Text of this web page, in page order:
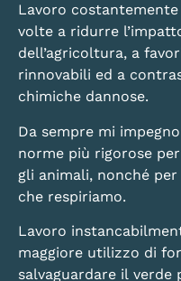
Lavoro
volte a ridurre
dell’agricoltura, a
rinnovabili ed a
chimiche dannose.
Da sempre mi
norme più rigorose
gli animali, nonché
che respiriamo.
Lavoro
maggiore utilizzo di
salvaguardare il